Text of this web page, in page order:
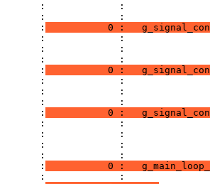
:             :
:             :
:
0 :
:             :
:             :
:             :
:
0 :
:             :
:             :
:             :
:
0 :
:             :
:             :
:             :
:             :
:
0 :
:             :